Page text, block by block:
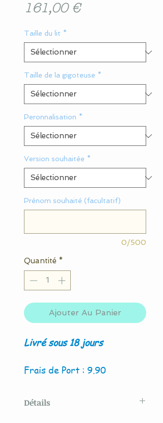
161,00 €Prix
Taille du lit *
Taille de la gigoteuse *
Peronnalisation *
Version souhaitée *
Prénom souhaité (facultatif)
0/500
Quantité *
Ajouter Au Panier
Livré sous 18 jours
Frais de Port : 9.90
Détails